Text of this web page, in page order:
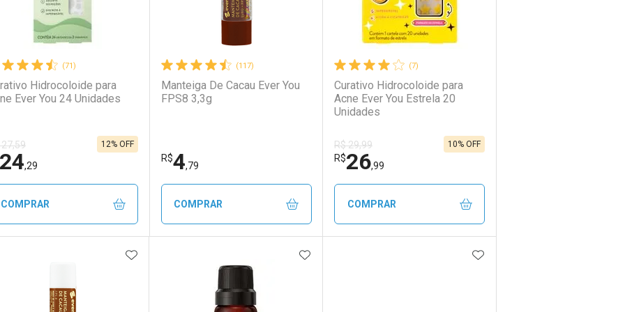
(71)
Hidrocoloide para
Ever You 24 Unidades
27,59
24,29
12% OFF
COMPRAR
FECHAR
FECHAR
Menos
(117)
Manteiga De Cacau Ever You
FPS8 3,3g
R$4,79
COMPRAR
FECHAR
Laboratório
FECHAR
Por Menos
(7)
Curativo Hidrocoloide para
Acne Ever You Estrela 20
Unidades
R$ 29,99
R$26,99
10% OFF
COMPRAR
FECHAR
FECHAR
ADICIONAR AOS FAVORITOS ADICIONAR AOS FAVORITOS ADICIONAR AOS